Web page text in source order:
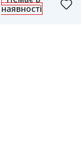
наявності